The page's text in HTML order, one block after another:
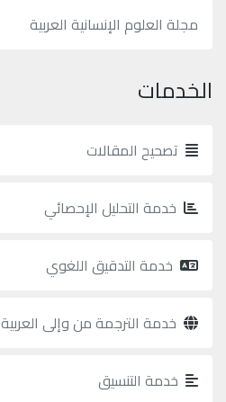
مجلة العلوم الإنسانية العربية
الخدمات
تصحيح المقالات
خدمة التحليل الإحصائي
خدمة التدقيق اللغوي
خدمة الترجمة من وإلى العربية
خدمة التنسيق